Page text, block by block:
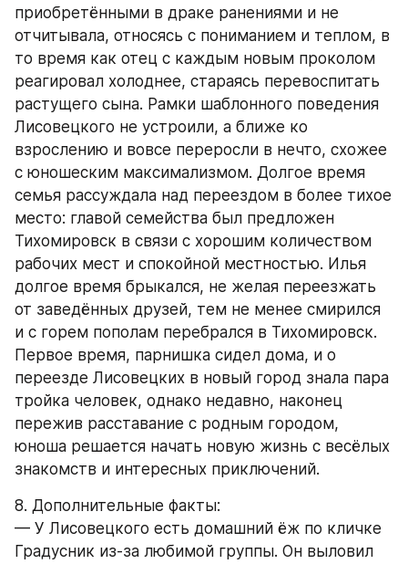
приобретёнными в драке ранениями и не
отчитывала, относясь с пониманием и теплом, в
то время как отец с каждым новым проколом
реагировал холоднее, стараясь перевоспитать
растущего сына. Рамки шаблонного поведения
Лисовецкого не устроили, а ближе ко
взрослению и вовсе переросли в нечто, схожее
с юношеским максимализмом. Долгое время
семья рассуждала над переездом в более тихое
место: главой семейства был предложен
Тихомировск в связи с хорошим количеством
рабочих мест и спокойной местностью. Илья
долгое время брыкался, не желая переезжать
от заведённых друзей, тем не менее смирился
и с горем пополам перебрался в Тихомировск.
Первое время, парнишка сидел дома, и о
переезде Лисовецких в новый город знала пара
тройка человек, однако недавно, наконец
пережив расставание с родным городом,
юноша решается начать новую жизнь с весёлых
знакомств и интересных приключений.
8. Дополнительные факты:
— У Лисовецкого есть домашний ёж по кличке
Градусник из-за любимой группы. Он выловил